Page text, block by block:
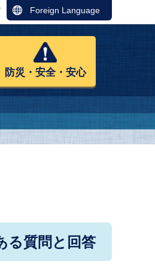
Foreign Language
防災・安全・安心
る質問と回答